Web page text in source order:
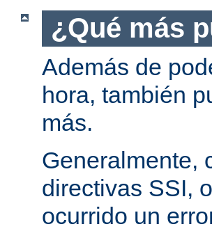
¿Qué más
Además de
hora, también
más.
Generalmente,
directivas SSI,
ocurrido un